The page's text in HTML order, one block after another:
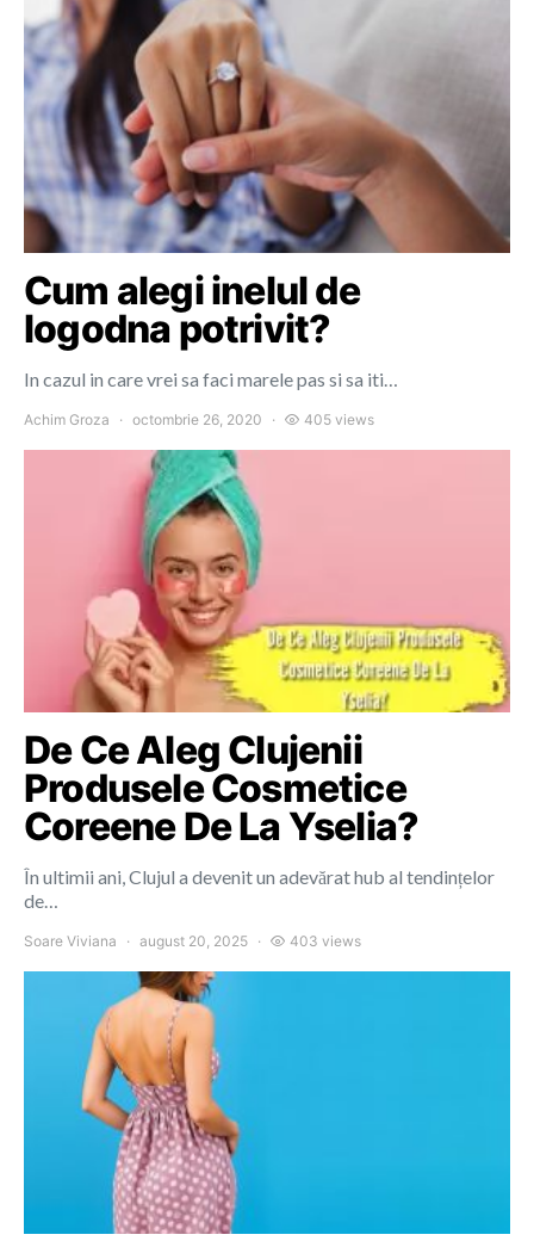
Cum alegi inelul de
logodna potrivit?
In cazul in care vrei sa faci marele pas si sa iti…
Achim Groza octombrie 26, 2020 405 views
De Ce Aleg Clujenii
Produsele Cosmetice
Coreene De La Yselia?
În ultimii ani, Clujul a devenit un adevărat hub al tendințelor
de…
Soare Viviana august 20, 2025 403 views